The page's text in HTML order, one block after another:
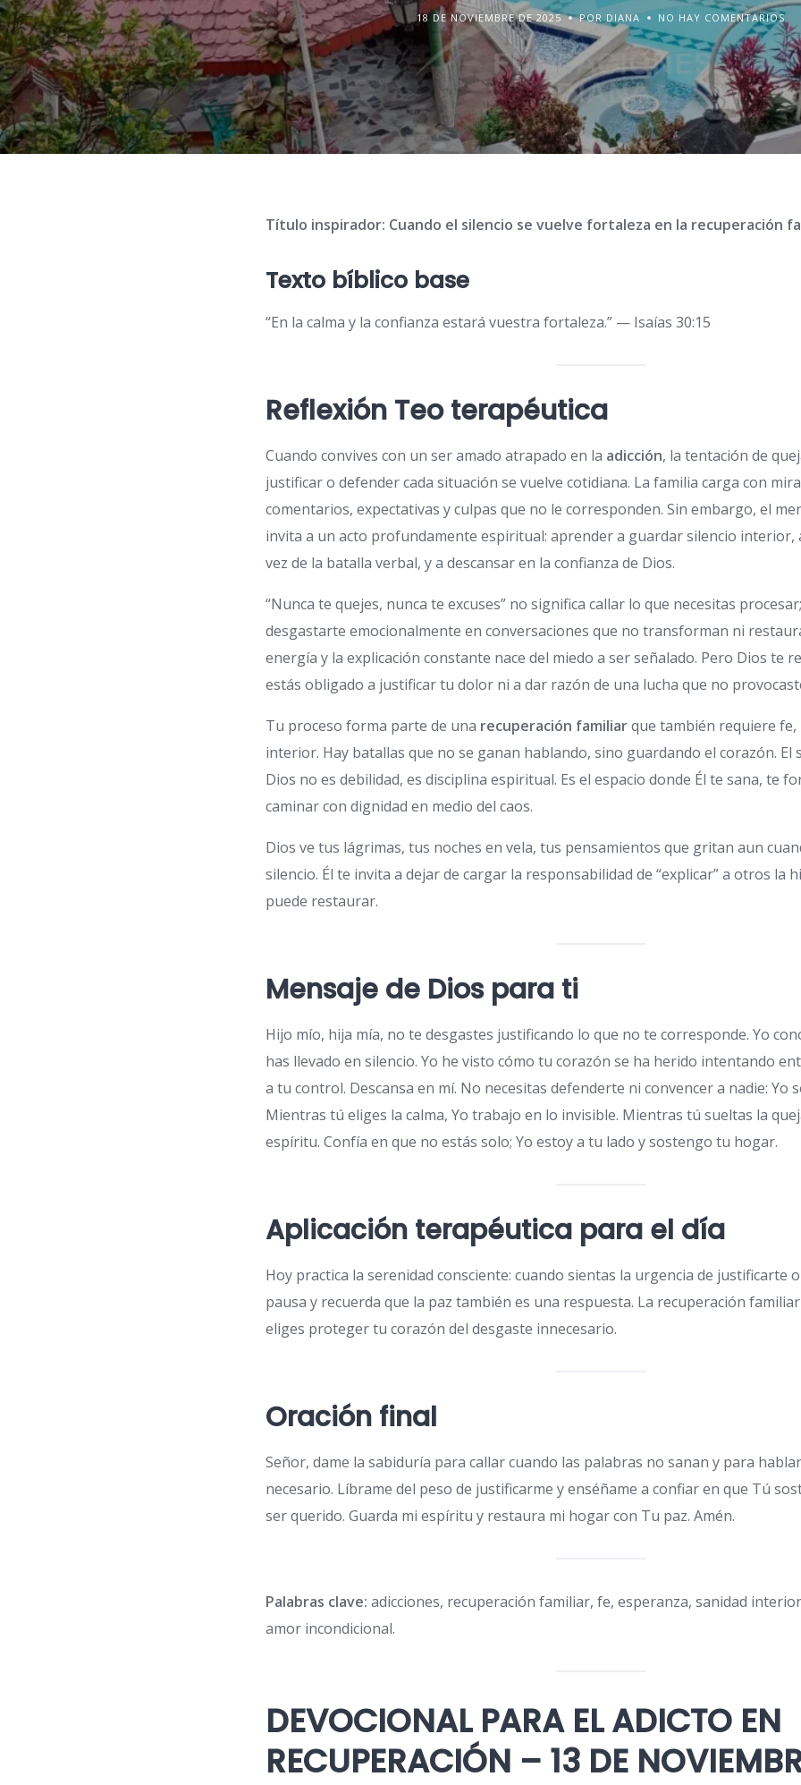
18 DE NOVIEMBRE DE 2025 POR DIANA NO HAY COMENTARIOS
Título inspirador: Cuando el silencio se vuelve fortaleza en la recuperación
Texto bíblico base
“En la calma y la confianza estará vuestra fortaleza.” — Isaías 30:15
Reflexión Teo terapéutica
Cuando convives con un ser amado atrapado en la adicción, la tentación de
justificar o defender cada situación se vuelve cotidiana. La familia carga con
comentarios, expectativas y culpas que no le corresponden. Sin embargo, el
invita a un acto profundamente espiritual: aprender a guardar silencio interior,
vez de la batalla verbal, y a descansar en la confianza de Dios.
“Nunca te quejes, nunca te excuses” no significa callar lo que necesitas
desgastarte emocionalmente en conversaciones que no transforman ni
energía y la explicación constante nace del miedo a ser señalado. Pero Dios te
estás obligado a justificar tu dolor ni a dar razón de una lucha que no
Tu proceso forma parte de una recuperación familiarque también requiere fe,
interior. Hay batallas que no se ganan hablando, sino guardando el corazón. El
Dios no es debilidad, es disciplina espiritual. Es el espacio donde Él te sana, te
caminar con dignidad en medio del caos.
Dios ve tus lágrimas, tus noches en vela, tus pensamientos que gritan aun
silencio. Él te invita a dejar de cargar la responsabilidad de “explicar” a otros la
puede restaurar.
Mensaje de Dios para ti
Hijo mío, hija mía, no te desgastes justificando lo que no te corresponde. Yo
has llevado en silencio. Yo he visto cómo tu corazón se ha herido intentando
a tu control. Descansa en mí. No necesitas defenderte ni convencer a nadie: Yo
Mientras tú eliges la calma, Yo trabajo en lo invisible. Mientras tú sueltas la
espíritu. Confía en que no estás solo; Yo estoy a tu lado y sostengo tu hogar.
Aplicación terapéutica para el día
Hoy practica la serenidad consciente: cuando sientas la urgencia de justificarte
pausa y recuerda que la paz también es una respuesta. La recuperación
eliges proteger tu corazón del desgaste innecesario.
Oración final
Señor, dame la sabiduría para callar cuando las palabras no sanan y para
necesario. Líbrame del peso de justificarme y enséñame a confiar en que Tú
ser querido. Guarda mi espíritu y restaura mi hogar con Tu paz. Amén.
Palabras clave: adicciones, recuperación familiar, fe, esperanza, sanidad
amor incondicional.
DEVOCIONAL PARA EL ADICTO EN
RECUPERACIÓN – 13 DE